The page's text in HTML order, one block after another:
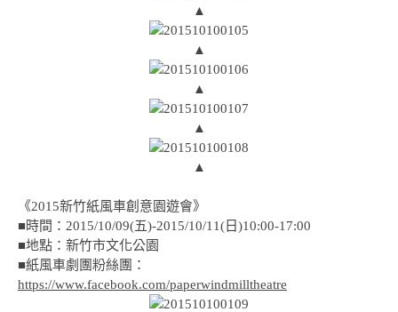
▲
▲
▲
▲
▲
《2015新竹紙風車創意園遊會》
■時間：2015/10/09(五)-2015/10/11(日)10:00-17:00
■地點：新竹市文化公園
■紙風車劇團粉絲團：
https://www.facebook.com/paperwindmilltheatre